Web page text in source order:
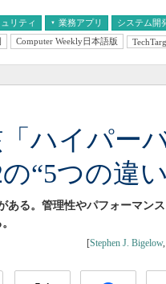
リティ 業務アプリ システム開
経営とIT 医療IT
Computer Weekly日本語版
ハイパー
“5つの違い
ある。管理性やパフォーマン
[Stephen J. Bigelow,